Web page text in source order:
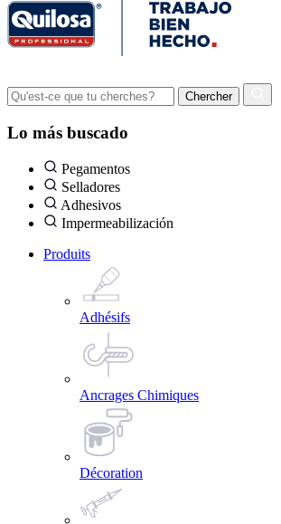
Lo más buscado
Pegamentos
Selladores
Adhesivos
Impermeabilización
Produits
Adhésifs
Ancrages Chimiques
Décoration